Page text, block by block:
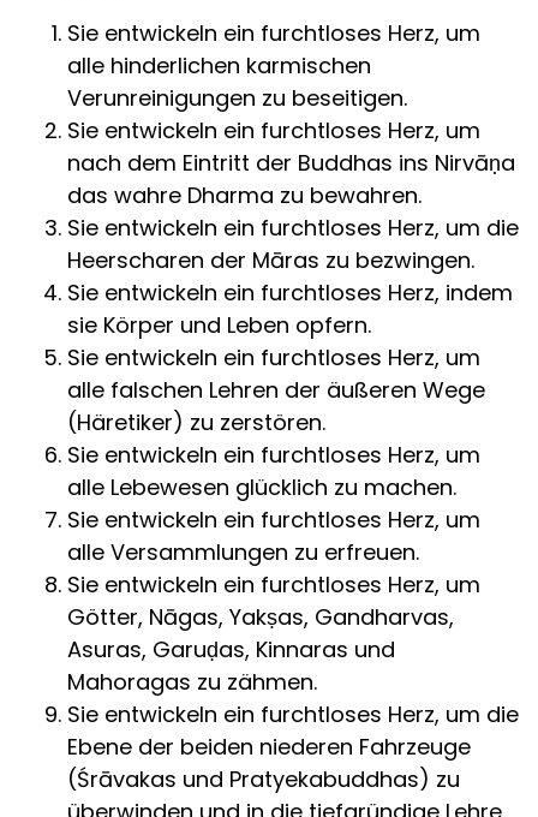
Sie entwickeln ein furchtloses Herz, um
alle hinderlichen karmischen
Verunreinigungen zu beseitigen.
Sie entwickeln ein furchtloses Herz, um
nach dem Eintritt der Buddhas ins Nirvāṇa
das wahre Dharma zu bewahren.
Sie entwickeln ein furchtloses Herz, um die
Heerscharen der Māras zu bezwingen.
Sie entwickeln ein furchtloses Herz, indem
sie Körper und Leben opfern.
Sie entwickeln ein furchtloses Herz, um
alle falschen Lehren der äußeren Wege
(Häretiker) zu zerstören.
Sie entwickeln ein furchtloses Herz, um
alle Lebewesen glücklich zu machen.
Sie entwickeln ein furchtloses Herz, um
alle Versammlungen zu erfreuen.
Sie entwickeln ein furchtloses Herz, um
Götter, Nāgas, Yakṣas, Gandharvas,
Asuras, Garuḍas, Kinnaras und
Mahoragas zu zähmen.
Sie entwickeln ein furchtloses Herz, um die
Ebene der beiden niederen Fahrzeuge
(Śrāvakas und Pratyekabuddhas) zu